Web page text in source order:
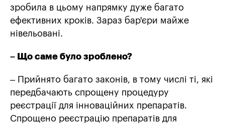
зробила в цьому напрямку дуже багато
ефективних кроків. Зараз бар'єри майже
нівельовані.
– Що саме було зроблено?
– Прийнято багато законів, в тому числі ті, які
передбачають спрощену процедуру
реєстрації для інноваційних препаратів.
Спрощено реєстрацію препаратів для